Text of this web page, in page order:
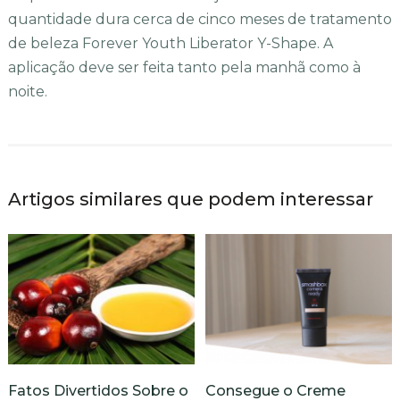
quantidade dura cerca de cinco meses de tratamento
de beleza Forever Youth Liberator Y-Shape. A
aplicação deve ser feita tanto pela manhã como à
noite.
Artigos similares que podem interessar
Fatos Divertidos Sobre o
Consegue o Creme